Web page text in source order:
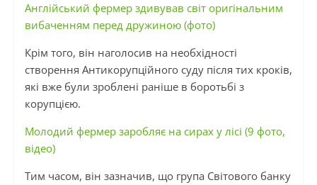
Англійський фермер здивував світ оригінальним
вибаченням перед дружиною (фото)
Крім того, він наголосив на необхідності
створення Антикорупційного суду після тих кроків,
які вже були зроблені раніше в боротьбі з
корупцією.
Молодий фермер заробляє на сирах у лісі (9 фото,
відео)
Тим часом, він зазначив, що група Світового банку